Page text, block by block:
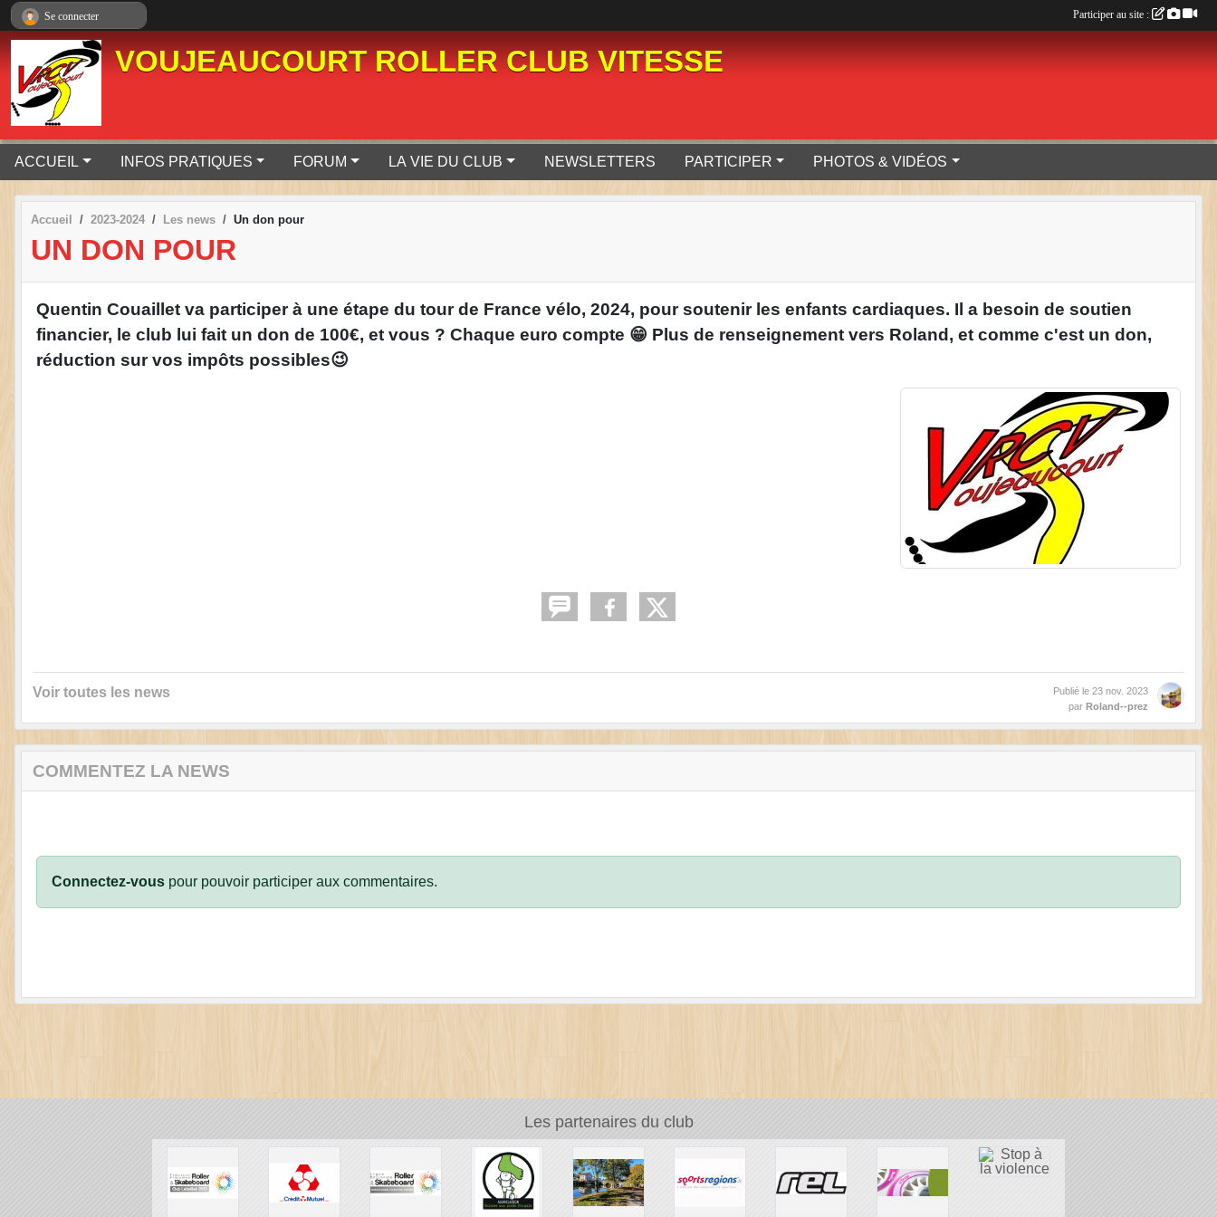
VOUJEAUCOURT ROLLER CLUB VITESSE
ACCUEIL INFOS PRATIQUES FORUM LA VIE DU CLUB NEWSLETTERS PARTICIPER PHOTOS & VIDÉOS
Accueil 2023-2024 Les news Un don pour
UN DON POUR
Quentin Couaillet va participer à une étape du tour de France vélo, 2024, pour soutenir les enfants cardiaques. Il a besoin de soutien
financier, le club lui fait un don de 100€, et vous ? Chaque euro compte 😁 Plus de renseignement vers Roland, et comme c'est un don,
réduction sur vos impôts possibles😉
Voir toutes les news Publié le 23 nov. 2023
par Roland--prez
COMMENTEZ LA NEWS
Connectez-vous pour pouvoir participer aux commentaires.
Les partenaires du club
Se connecter Participer au site :
Panneau de gestion des cookies